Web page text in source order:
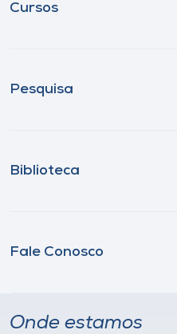
Cursos
Pesquisa
Biblioteca
Fale Conosco
Onde estamos